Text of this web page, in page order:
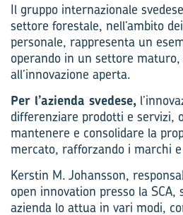
Il gruppo internazionale
settore forestale, nell’ambito
personale, rappresenta un
operando in un settore
all’innovazione aperta.
Per l’azienda svedese,
differenziare prodotti e servizi,
mantenere e consolidare la
mercato, rafforzando i marchi
Kerstin M. Johansson,
open innovation presso la
azienda lo attua in vari modi,